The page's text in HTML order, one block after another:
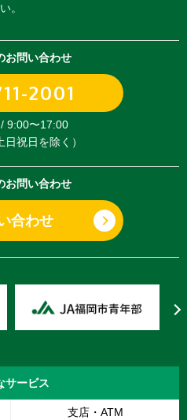
い。
お問い合わせ
2001
9:00〜17:00
祝日を除く）
お問い合わせ
合わせ
サービス
支店・ATM